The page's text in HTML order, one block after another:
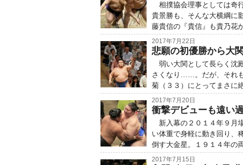
相撲協会理事としては奇
貴景勝も、そんな大横綱に
藤貴信の『貴信』も貴乃花
2017年7月22日
悲願の初優勝から大
弱い大関として長らく沈
さくなり……。だが、それ
菊（３３）にとってまさに
2017年7月20日
衝撃デビューも遠い
新入幕の２０１４年９月
い体重で身軽に動き回り、
倒す大金星。１９１４年の
2017年7月15日